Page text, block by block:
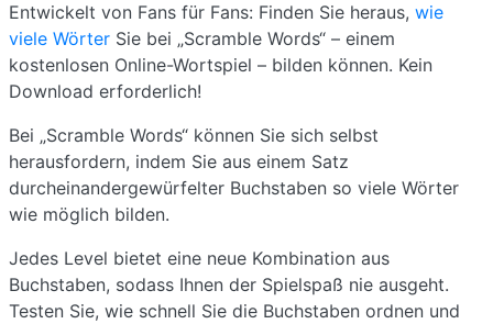
Entwickelt von Fans für Fans: Finden Sie heraus, wie
viele Wörter Sie bei „Scramble Words“ – einem
kostenlosen Online-Wortspiel – bilden können. Kein
Download erforderlich!
Bei „Scramble Words“ können Sie sich selbst
herausfordern, indem Sie aus einem Satz
durcheinandergewürfelter Buchstaben so viele Wörter
wie möglich bilden.
Jedes Level bietet eine neue Kombination aus
Buchstaben, sodass Ihnen der Spielspaß nie ausgeht.
Testen Sie, wie schnell Sie die Buchstaben ordnen und